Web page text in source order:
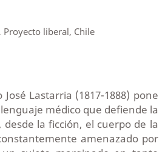
Proyecto liberal, Chile
Lastarria (1817-1888) pone
médico que defiende la
la ficción, el cuerpo de la
amenazado por